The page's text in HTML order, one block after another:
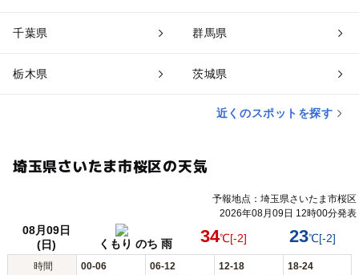
千葉県 群馬県
栃木県 茨城県
近くのスポットを探す
埼玉県さいたま市桜区の天気
予報地点：埼玉県さいたま市桜区
2026年08月09日 12時00分発表
08月09日
(日)
くもり のち 雨 34℃[-2] 23℃[-2]
時間 00-06 06-12 12-18 18-24